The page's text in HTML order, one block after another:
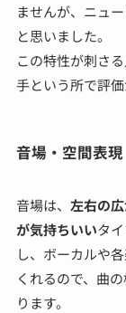
ませんが、ニュ
と思いました。
この特性が刺さ
手という所で評価
音場・空間表現
音場は、 左右の
が気持ちいいタ
し、ボーカルや
くれるので、曲
ります。